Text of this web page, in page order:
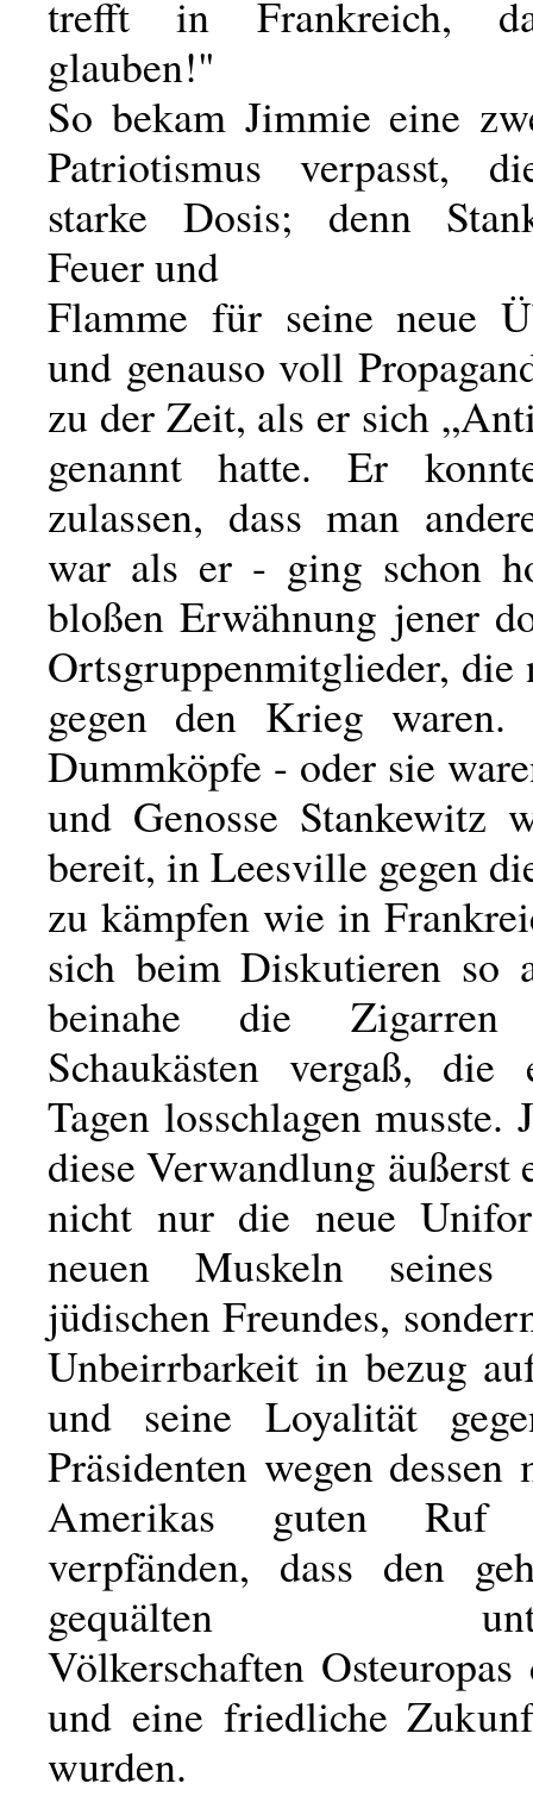
trefft in Frankreich,
glauben!"
So bekam Jimmie eine
Patriotismus verpasst,
starke Dosis; denn
Feuer und
Flamme für seine neue
und genauso voll
zu der Zeit, als er sich
genannt hatte. Er
zulassen, dass man
war als er - ging schon
bloßen Erwähnung jener
Ortsgruppenmitglieder, die
gegen den Krieg waren.
Dummköpfe - oder sie
und Genosse Stankewitz
bereit, in Leesville gegen
zu kämpfen wie in
sich beim Diskutieren so
beinahe die
Schaukästen vergaß,
Tagen losschlagen musste.
diese Verwandlung äußerst
nicht nur die neue
neuen Muskeln seines
jüdischen Freundes,
Unbeirrbarkeit in bezug
und seine Loyalität
Präsidenten wegen dessen
Amerikas guten
verpfänden, dass den
gequälten
Völkerschaften
und eine friedliche
wurden.